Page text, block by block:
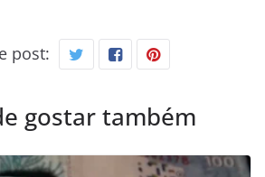
post:
gostar também